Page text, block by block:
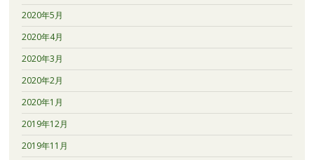
2020年5月
2020年4月
2020年3月
2020年2月
2020年1月
2019年12月
2019年11月